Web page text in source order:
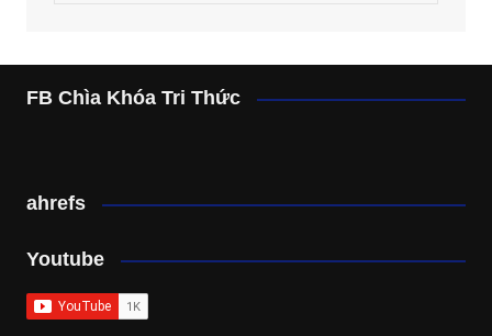
FB Chìa Khóa Tri Thức
ahrefs
Youtube